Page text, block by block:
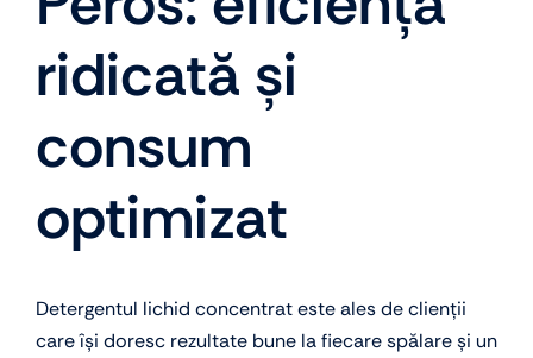
ridicată și
consum
optimizat
Detergentul lichid concentrat este ales de clienții
care își doresc rezultate bune la fiecare spălare și un